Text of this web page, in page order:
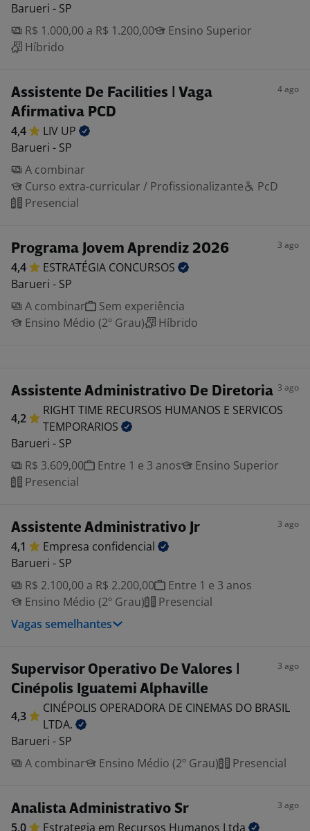
Barueri - SP
R$ 1.000,00 a R$ 1.200,00
Ensino Superior
Híbrido
Assistente De Facilities | Vaga
Afirmativa PCD
4 ago
4,4 LIV UP
Barueri - SP
A combinar
Curso extra-curricular / Profissionalizante
PcD
Presencial
Programa Jovem Aprendiz 2026 3 ago
4,4 ESTRATÉGIA CONCURSOS
Barueri - SP
A combinar
Sem experiência
Ensino Médio (2º Grau)
Híbrido
Assistente Administrativo De Diretoria 3 ago
4,2
RIGHT TIME RECURSOS HUMANOS E SERVICOS
TEMPORARIOS
Barueri - SP
R$ 3.609,00
Entre 1 e 3 anos
Ensino Superior
Presencial
Assistente Administrativo Jr 3 ago
4,1 Empresa confidencial
Barueri - SP
R$ 2.100,00 a R$ 2.200,00
Entre 1 e 3 anos
Ensino Médio (2º Grau)
Presencial
Vagas semelhantes
Supervisor Operativo De Valores |
Cinépolis Iguatemi Alphaville
3 ago
4,3
CINÉPOLIS OPERADORA DE CINEMAS DO BRASIL
LTDA.
Barueri - SP
A combinar
Ensino Médio (2º Grau) Presencial
Analista Administrativo Sr 3 ago
5,0 Estrategia em Recursos Humanos Ltda